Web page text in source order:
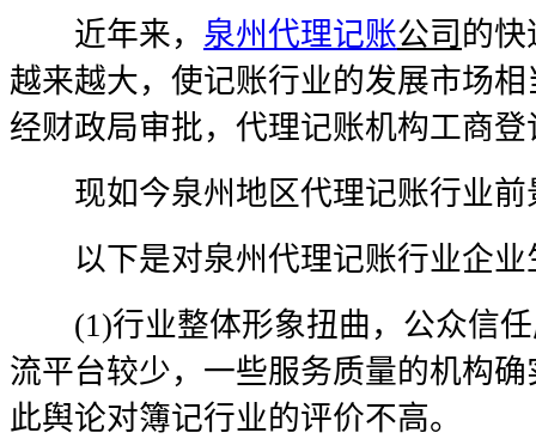
近年来， 泉州代理记账公司 的
越来越大，使记账行业的发展市场
经财政局审批，代理记账机构工商
现如今泉州地区代理记账行业前
以下是对泉州代理记账行业企业
(1)行业整体形象扭曲，公众信任
流平台较少，一些服务质量的机构
此舆论对簿记行业的评价不高。